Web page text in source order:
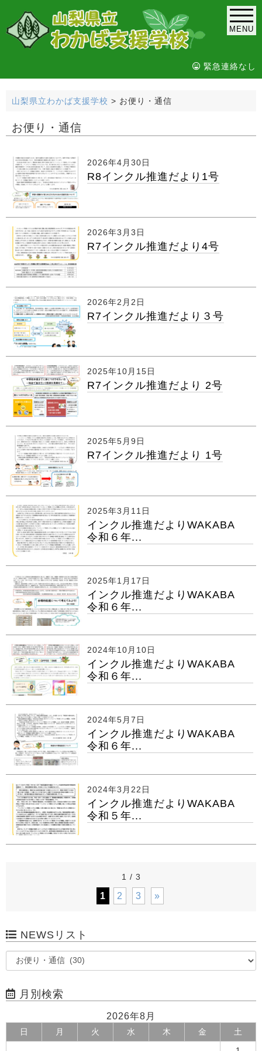
MENU
緊急連絡なし
山梨県立わかば支援学校 > お便り・通信
お便り・通信
2026年4月30日
R8インクル推進だより1号
2026年3月3日
R7インクル推進だより4号
2026年2月2日
R7インクル推進だより３号
2025年10月15日
R7インクル推進だより 2号
2025年5月9日
R7インクル推進だより 1号
2025年3月11日
インクル推進だよりWAKABA
令和６年...
2025年1月17日
インクル推進だよりWAKABA
令和６年...
2024年10月10日
インクル推進だよりWAKABA
令和６年...
2024年5月7日
インクル推進だよりWAKABA
令和６年...
2024年3月22日
インクル推進だよりWAKABA
令和５年...
1 / 3
1 2 3 »
NEWSリスト
月別検索
2026年8月
日 月 火 水 木 金 土